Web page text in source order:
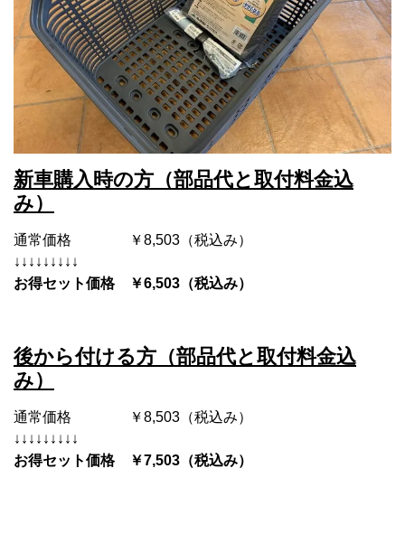
新車購入時の方（部品代と取付料金込
み）
通常価格 ￥8,503（税込み）
↓↓↓↓↓↓↓↓↓
お得セット価格 ￥6,503（税込み）
後から付ける方（部品代と取付料金込
み）
通常価格 ￥8,503（税込み）
↓↓↓↓↓↓↓↓↓
お得セット価格 ￥7,503（税込み）